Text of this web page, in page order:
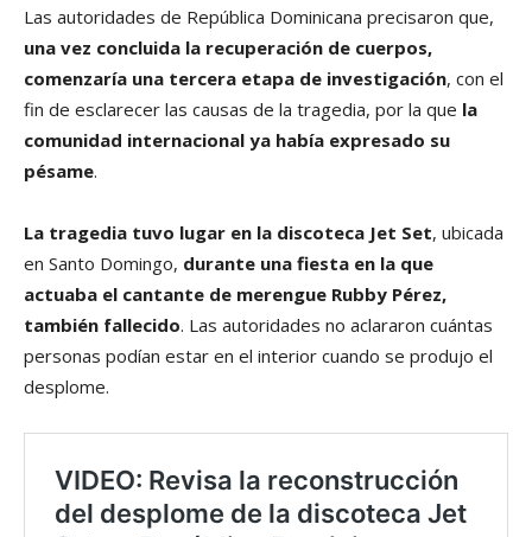
Las autoridades de República Dominicana precisaron que,
una vez concluida la recuperación de cuerpos,
comenzaría una tercera etapa de investigación, con el
fin de esclarecer las causas de la tragedia, por la que la
comunidad internacional ya había expresado su
pésame.
La tragedia tuvo lugar en la discoteca Jet Set, ubicada
en Santo Domingo, durante una fiesta en la que
actuaba el cantante de merengue Rubby Pérez,
también fallecido. Las autoridades no aclararon cuántas
personas podían estar en el interior cuando se produjo el
desplome.